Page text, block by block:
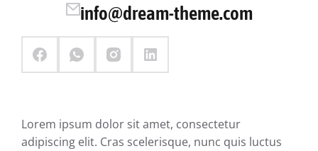
info@dream-theme.com
Lorem ipsum dolor sit amet, consectetur
adipiscing elit. Cras scelerisque, nunc quis luctus